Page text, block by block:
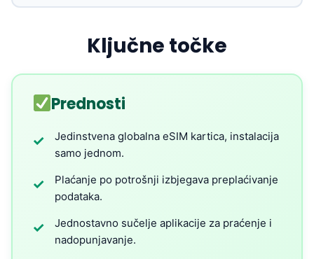
Ključne točke
Prednosti
✓
Jedinstvena globalna eSIM kartica, instalacija
samo jednom.
✓
Plaćanje po potrošnji izbjegava preplaćivanje
podataka.
✓
Jednostavno sučelje aplikacije za praćenje i
nadopunjavanje.